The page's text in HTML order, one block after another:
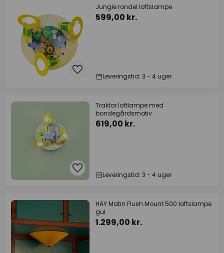
Jungle rondel loftslampe
599,00 kr.
Leveringstid: 3 - 4 uger
Traktor loftlampe med
bondegårdsmotiv
619,00 kr.
Leveringstid: 3 - 4 uger
HAY Matin Flush Mount 500 loftslampe
gul
1.299,00 kr.